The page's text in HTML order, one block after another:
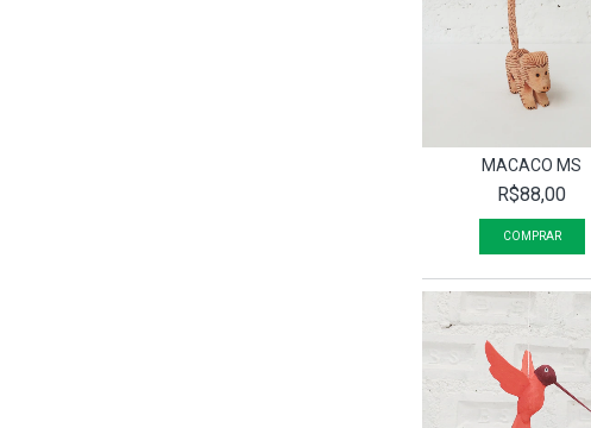
MACACO MS
R$88,00